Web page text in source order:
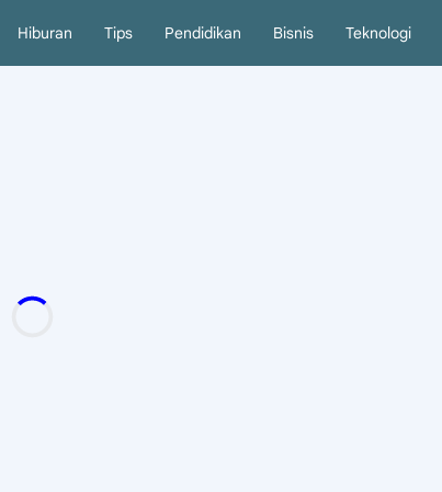
Hiburan Tips Pendidikan Bisnis Teknologi